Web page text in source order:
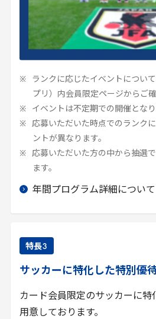
ランクに応じたイベントについ
プリ）内会員限定ページからご
イベントは不定期での開催となり
応募いただいた時点でのランク
ントが異なります。
応募いただいた方の中から抽選
ます。
年間プログラム詳細につい
特長3
サッカーに特化した特別優
カード会員限定のサッカーに特
用意しております。